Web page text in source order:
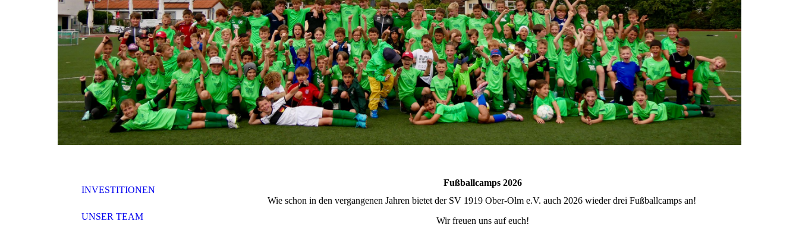
INVESTITIONEN
UNSER TEAM
Fußballcamps 2026
Wie schon in den vergangenen Jahren bietet der SV 1919 Ober-Olm e.V. auch 2026 wieder drei Fußballcamps an!
Wir freuen uns auf euch!